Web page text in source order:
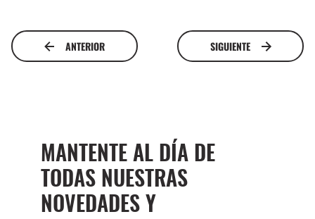
ANTERIOR SIGUIENTE
MANTENTE AL DÍA DE
TODAS NUESTRAS
NOVEDADES Y